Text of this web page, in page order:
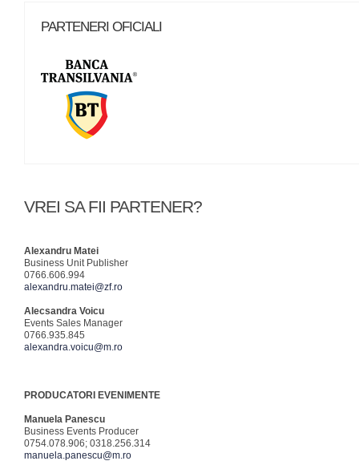
PARTENERI OFICIALI
VREI SA FII PARTENER?
Alexandru Matei
Business Unit Publisher
0766.606.994
alexandru.matei@zf.ro
Alecsandra Voicu
Events Sales Manager
0766.935.845
alexandra.voicu@m.ro
PRODUCATORI EVENIMENTE
Manuela Panescu
Business Events Producer
0754.078.906; 0318.256.314
manuela.panescu@m.ro